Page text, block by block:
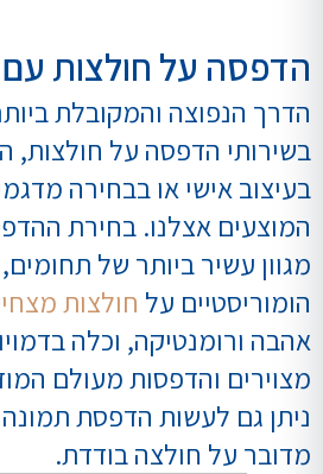
הדפסה על חולצות עם
הדרך הנפוצה והמקובלת
בשירותי הדפסה על חולצות,
בעיצוב אישי או בבחירה
המוצעים אצלנו. בחירת
מגוון עשיר ביותר של
הומוריסטיים על חולצות
אהבה ורומנטיקה, וכלה
מצוירים והדפסות מעולם
ניתן גם לעשות הדפסת
מדובר על חולצה בודדת.